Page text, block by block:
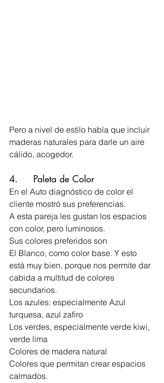
Pero a nivel de estilo había que incluir
maderas naturales para darle un aire
cálido, acogedor.
4.     Paleta de Color
En el Auto diagnóstico de color el
cliente mostró sus preferencias.
A esta pareja les gustan los espacios
con color, pero luminosos.
Sus colores preferidos son
El Blanco, como color base. Y esto
está muy bien, porque nos permite dar
cabida a multitud de colores
secundarios.
Los azules: especialmente Azul
turquesa, azul zafiro
Los verdes, especialmente verde kiwi,
verde lima
Colores de madera natural
Colores que permitan crear espacios
calmados.